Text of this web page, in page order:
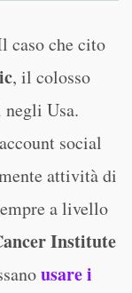
caso che cito
, il colosso
negli Usa.
social
attività di
a livello
Institute
usare i